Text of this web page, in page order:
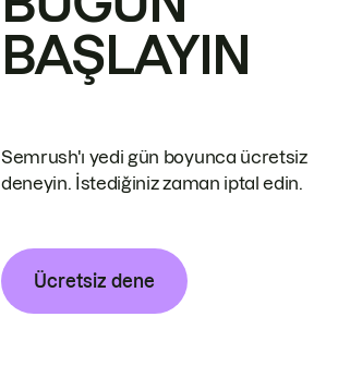
BAŞLAYIN
Semrush'ı yedi gün boyunca ücretsiz
deneyin. İstediğiniz zaman iptal edin.
Ücretsiz dene